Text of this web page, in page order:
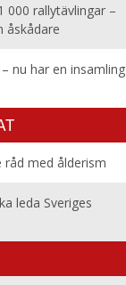
000 rallytävlingar –
åskådare
nu har en insamling
råd med ålderism
leda Sveriges